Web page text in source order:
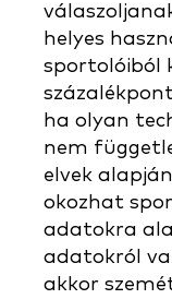
helyes
sportolóiból
ha olyan
nem
elvek
okozhat
adatokra
adatokról
akkor